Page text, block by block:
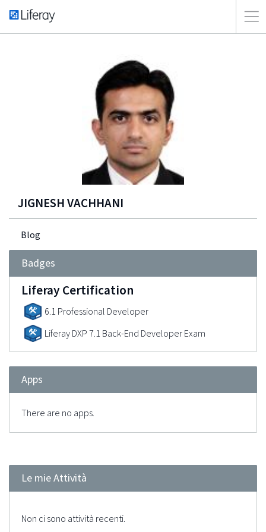
JIGNESH VACHHANI
Blog
Badges
Liferay Certification
6.1 Professional Developer
Liferay DXP 7.1 Back-End Developer Exam
Apps
There are no apps.
Le mie Attività
Non ci sono attività recenti.